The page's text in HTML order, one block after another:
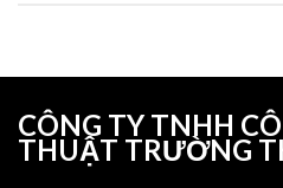
CÔNG TY TNHH
THUẬT TRƯỜNG